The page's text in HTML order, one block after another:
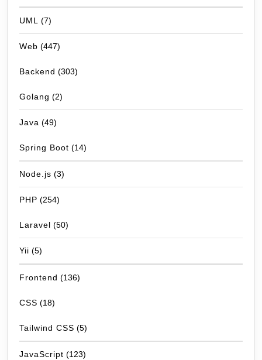
UML (7)
Web (447)
Backend (303)
Golang (2)
Java (49)
Spring Boot (14)
Node.js (3)
PHP (254)
Laravel (50)
Yii (5)
Frontend (136)
CSS (18)
Tailwind CSS (5)
JavaScript (123)